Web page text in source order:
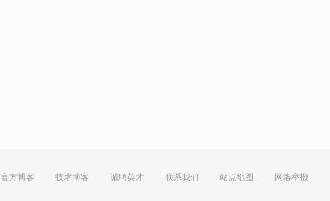
官方博客 技术博客 诚聘英才 联系我们 站点地图 网络举报